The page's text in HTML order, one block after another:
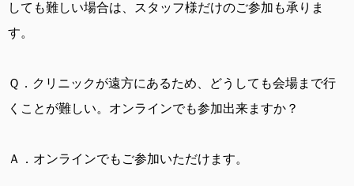
しても難しい場合は、スタッフ様だけのご参加も承りま
す。
Ｑ． クリニックが遠方にあるため、どうしても会場まで行
くことが難しい。オンラインでも参加出来ますか？
Ａ． オンラインでもご参加いただけます。